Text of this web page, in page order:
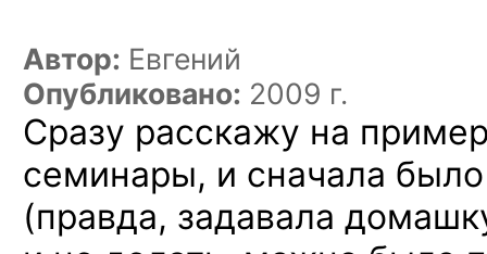
Автор: Евгений
Опубликовано: 2009 г.
Сразу расскажу на
семинары, и сначала
(правда, задавала